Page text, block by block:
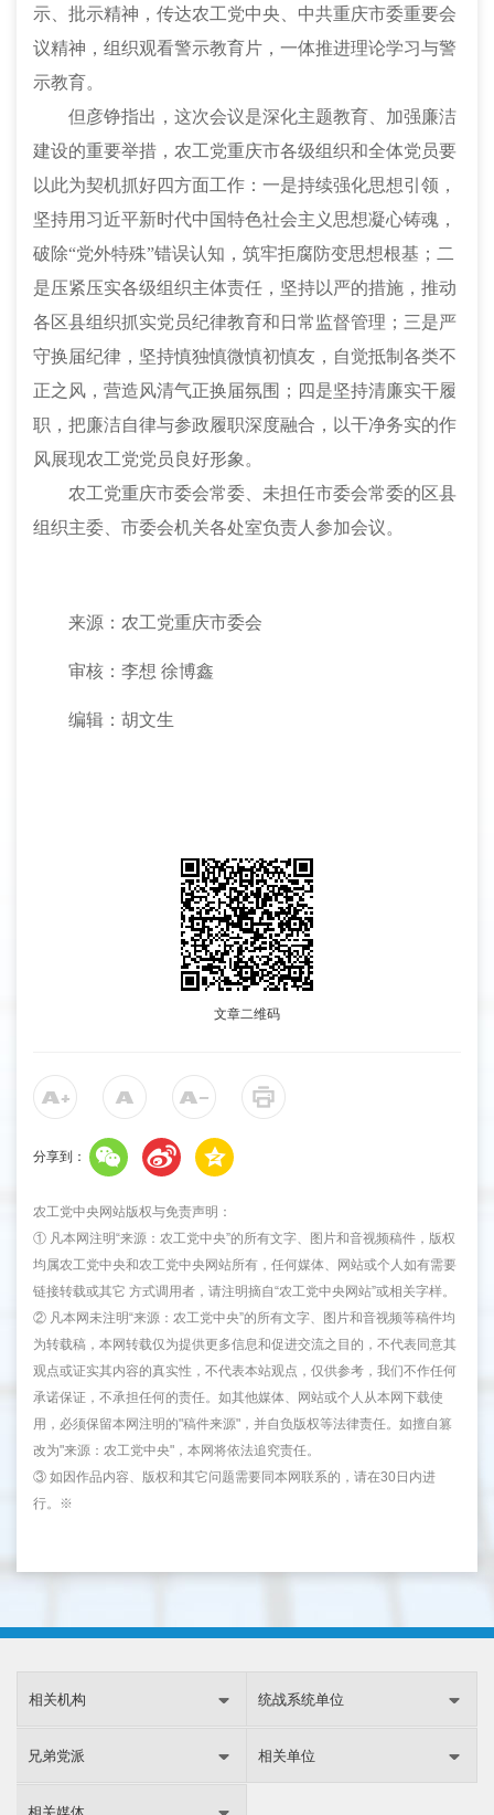
示、批示精神，传达农工党中央、中共重庆市委重要会
议精神，组织观看警示教育片，一体推进理论学习与警
示教育。
但彦铮指出，这次会议是深化主题教育、加强廉洁
建设的重要举措，农工党重庆市各级组织和全体党员要
以此为契机抓好四方面工作：一是持续强化思想引领，
坚持用习近平新时代中国特色社会主义思想凝心铸魂，
破除“党外特殊”错误认知，筑牢拒腐防变思想根基；二
是压紧压实各级组织主体责任，坚持以严的措施，推动
各区县组织抓实党员纪律教育和日常监督管理；三是严
守换届纪律，坚持慎独慎微慎初慎友，自觉抵制各类不
正之风，营造风清气正换届氛围；四是坚持清廉实干履
职，把廉洁自律与参政履职深度融合，以干净务实的作
风展现农工党党员良好形象。
农工党重庆市委会常委、未担任市委会常委的区县
组织主委、市委会机关各处室负责人参加会议。
来源：农工党重庆市委会
审核：李想 徐博鑫
编辑：胡文生
文章二维码
分享到：
农工党中央网站版权与免责声明：
① 凡本网注明“来源：农工党中央”的所有文字、图片和音视频稿件，版权
均属农工党中央和农工党中央网站所有，任何媒体、网站或个人如有需要
链接转载或其它 方式调用者，请注明摘自“农工党中央网站”或相关字样。
② 凡本网未注明“来源：农工党中央”的所有文字、图片和音视频等稿件均
为转载稿，本网转载仅为提供更多信息和促进交流之目的，不代表同意其
观点或证实其内容的真实性，不代表本站观点，仅供参考，我们不作任何
承诺保证，不承担任何的责任。如其他媒体、网站或个人从本网下载使
用，必须保留本网注明的"稿件来源"，并自负版权等法律责任。如擅自篡
改为"来源：农工党中央"，本网将依法追究责任。
③ 如因作品内容、版权和其它问题需要同本网联系的，请在30日内进
行。※
相关机构 统战系统单位
兄弟党派 相关单位